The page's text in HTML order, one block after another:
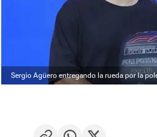
Sergio Agüero entregando la rueda por la